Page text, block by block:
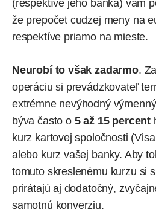
(respektíve jeho banka) vám
že prepočet cudzej meny na
respektíve priamo na mieste.
Neurobí to však zadarmo.
operáciu si prevádzkovateľ
extrémne nevýhodný
býva často o5 až 15 percent
kurz kartovej spoločnosti
alebo kurz vašej banky. Aby
tomuto skreslenému kurzu si
prirátajú aj dodatočný,
samotnú konverziu.